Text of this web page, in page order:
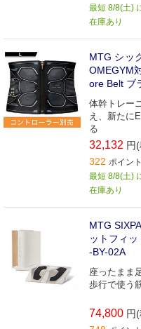
最短 8/8(土)
在庫あり
MTG シッ
OMEGYM
ore Belt ブ
体幹トレー
え、新たに
る
32,132 円
322 ポイン
最短 8/8(土)
在庫あり
MTG
ットフィ
-BY-02A
座ったまま
歩行で使う
74,800 円